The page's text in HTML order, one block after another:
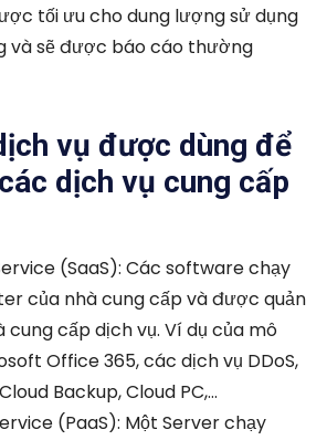
tối ưu cho dung lượng sử dụng
và sẽ được báo cáo thường
vụ được dùng để
dịch vụ cung cấp
(SaaS): Các software chạy
của nhà cung cấp và được quản
cung cấp dịch vụ. Ví dụ của mô
Office 365, các dịch vụ DDoS,
Backup, Cloud PC,…
(PaaS): Một Server chạy